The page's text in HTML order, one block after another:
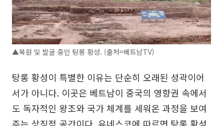
▲복원 및 발굴 중인 탕롱 황성. (출처=베트남TV)
탕롱 황성이 특별한 이유는 단순히 오래된 성곽이어
서가 아니다. 이곳은 베트남이 중국의 영향권 속에서
도 독자적인 왕조와 국가 체계를 세워온 과정을 보여